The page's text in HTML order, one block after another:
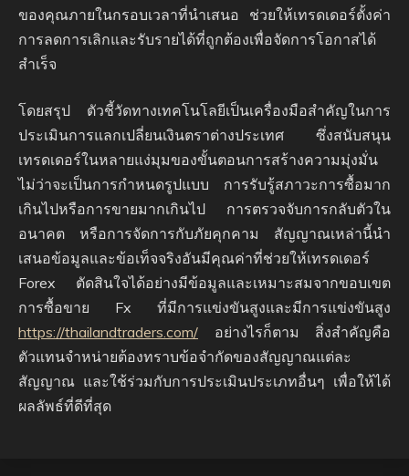
ของคุณภายในกรอบเวลาที่นำเสนอ ช่วยให้เทรดเดอร์ตั้งค่า
การลดการเลิกและรับรายได้ที่ถูกต้องเพื่อจัดการโอกาสได้
สำเร็จ
โดยสรุป ตัวชี้วัดทางเทคโนโลยีเป็นเครื่องมือสำคัญในการ
ประเมินการแลกเปลี่ยนเงินตราต่างประเทศ ซึ่งสนับสนุน
เทรดเดอร์ในหลายแง่มุมของขั้นตอนการสร้างความมุ่งมั่น
ไม่ว่าจะเป็นการกำหนดรูปแบบ การรับรู้สภาวะการซื้อมาก
เกินไปหรือการขายมากเกินไป การตรวจจับการกลับตัวใน
อนาคต หรือการจัดการกับภัยคุกคาม สัญญาณเหล่านี้นำ
เสนอข้อมูลและข้อเท็จจริงอันมีคุณค่าที่ช่วยให้เทรดเดอร์
Forex ตัดสินใจได้อย่างมีข้อมูลและเหมาะสมจากขอบเขต
การซื้อขาย Fx ที่มีการแข่งขันสูงและมีการแข่งขันสูง
https://thailandtraders.com/ อย่างไรก็ตาม สิ่งสำคัญคือ
ตัวแทนจำหน่ายต้องทราบข้อจำกัดของสัญญาณแต่ละ
สัญญาณ และใช้ร่วมกับการประเมินประเภทอื่นๆ เพื่อให้ได้
ผลลัพธ์ที่ดีที่สุด